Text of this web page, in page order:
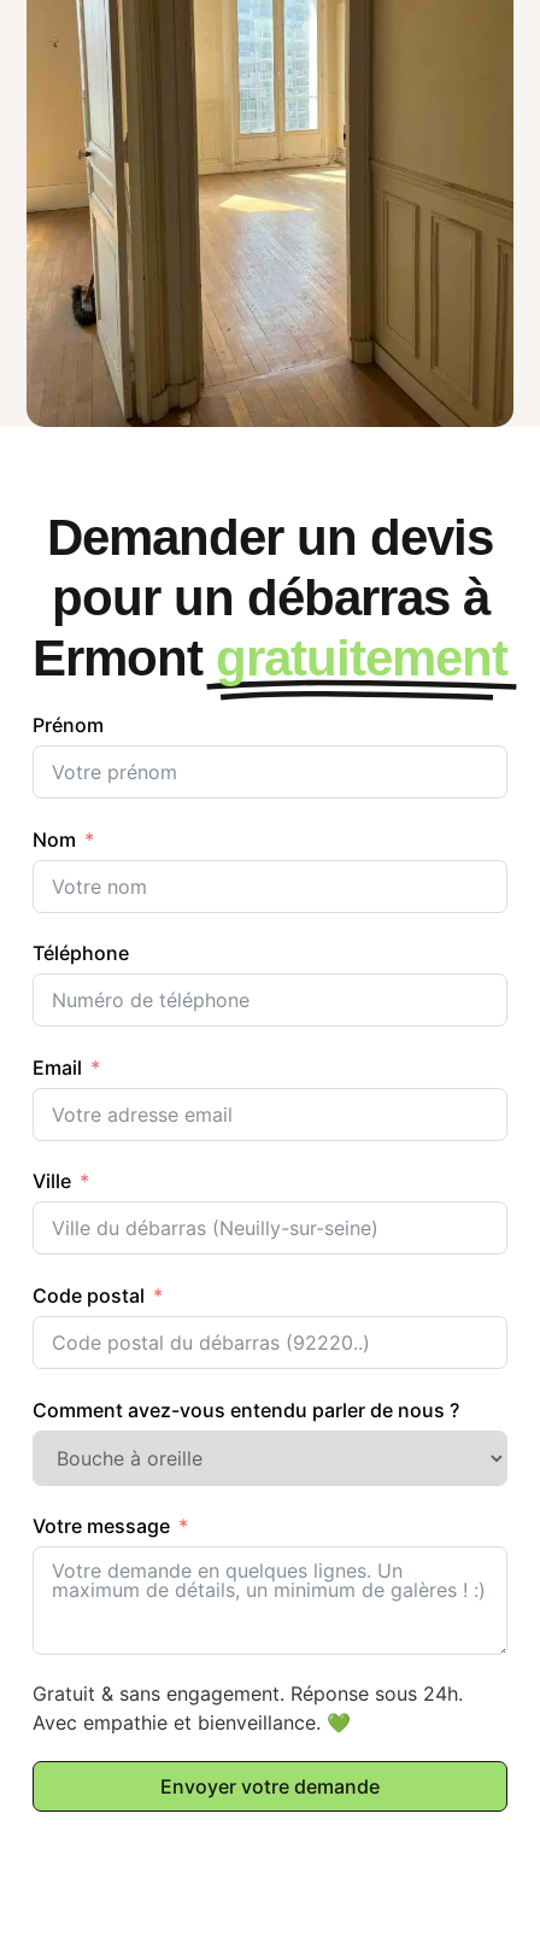
Demander un devis
pour un débarras à
Ermont gratuitement
Prénom
Nom
Téléphone
Email
Ville
Code postal
Comment avez-vous entendu parler de nous ?
Votre message
Gratuit & sans engagement. Réponse sous 24h.
Avec empathie et bienveillance. 💚
Envoyer votre demande